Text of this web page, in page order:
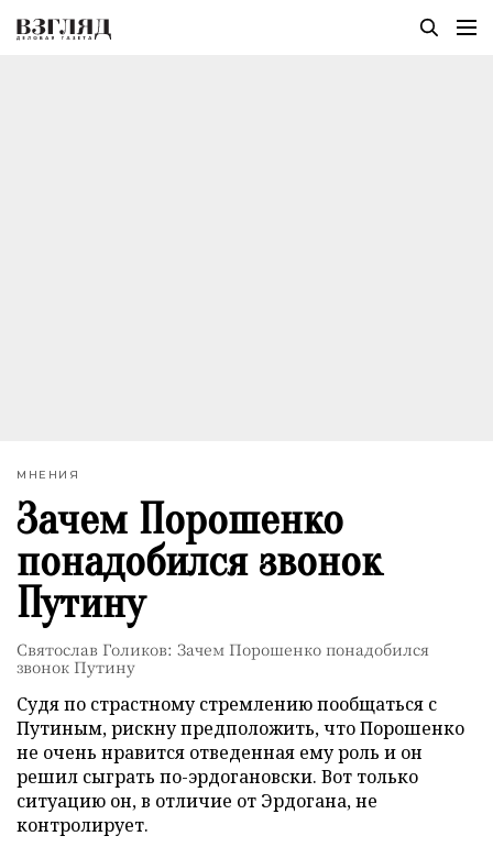
МНЕНИЯ
Зачем Порошенко
понадобился звонок
Путину
Святослав Голиков: Зачем Порошенко понадобился
звонок Путину
Судя по страстному стремлению пообщаться с
Путиным, рискну предположить, что Порошенко
не очень нравится отведенная ему роль и он
решил сыграть по-эрдогановски. Вот только
ситуацию он, в отличие от Эрдогана, не
контролирует.